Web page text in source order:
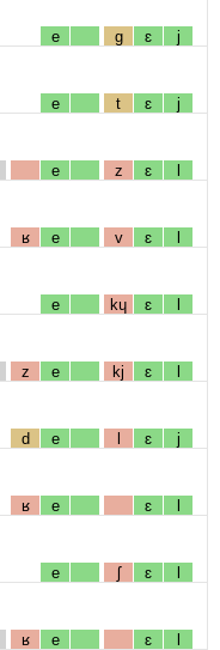
e g ɛ j
e t ɛ j
e z ɛ l
ʁ e v ɛ l
e kɥ ɛ l
z e kj ɛ l
d e l ɛ j
ʁ e ɛ l
e ʃ ɛ l
ʁ e ɛ l